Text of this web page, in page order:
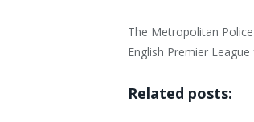
The Metropolitan
English Premier
Related posts: